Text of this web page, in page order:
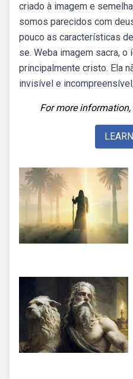
criado à imagem e
somos parecidos com
pouco as características
se. Weba imagem sacra,
principalmente cristo. Ela
invisível e
For more